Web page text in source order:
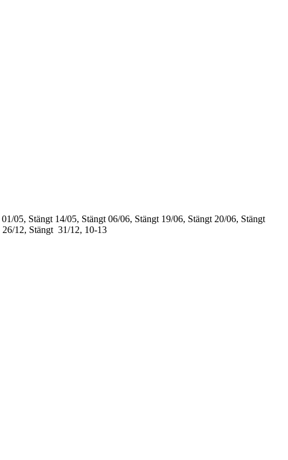
01/05, Stängt 14/05, Stängt 06/06, Stängt 19/06, Stängt 20/06, Stängt
26/12, Stängt 31/12, 10-13